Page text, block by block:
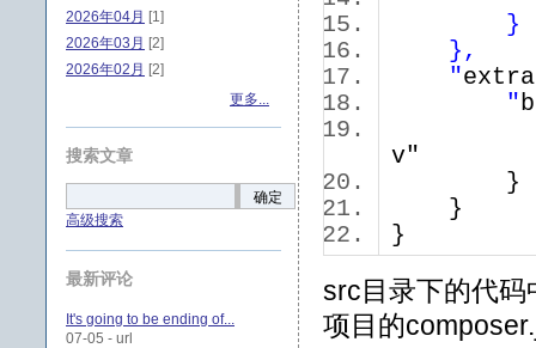
}
},
"extra
"
v"
}
}
src目录下的代
项目的
2026年04月 [1]
2026年03月 [2]
2026年02月 [2]
更多...
搜索文章
确定
高级搜索
最新评论
It's going to be ending of...
07-05 - url